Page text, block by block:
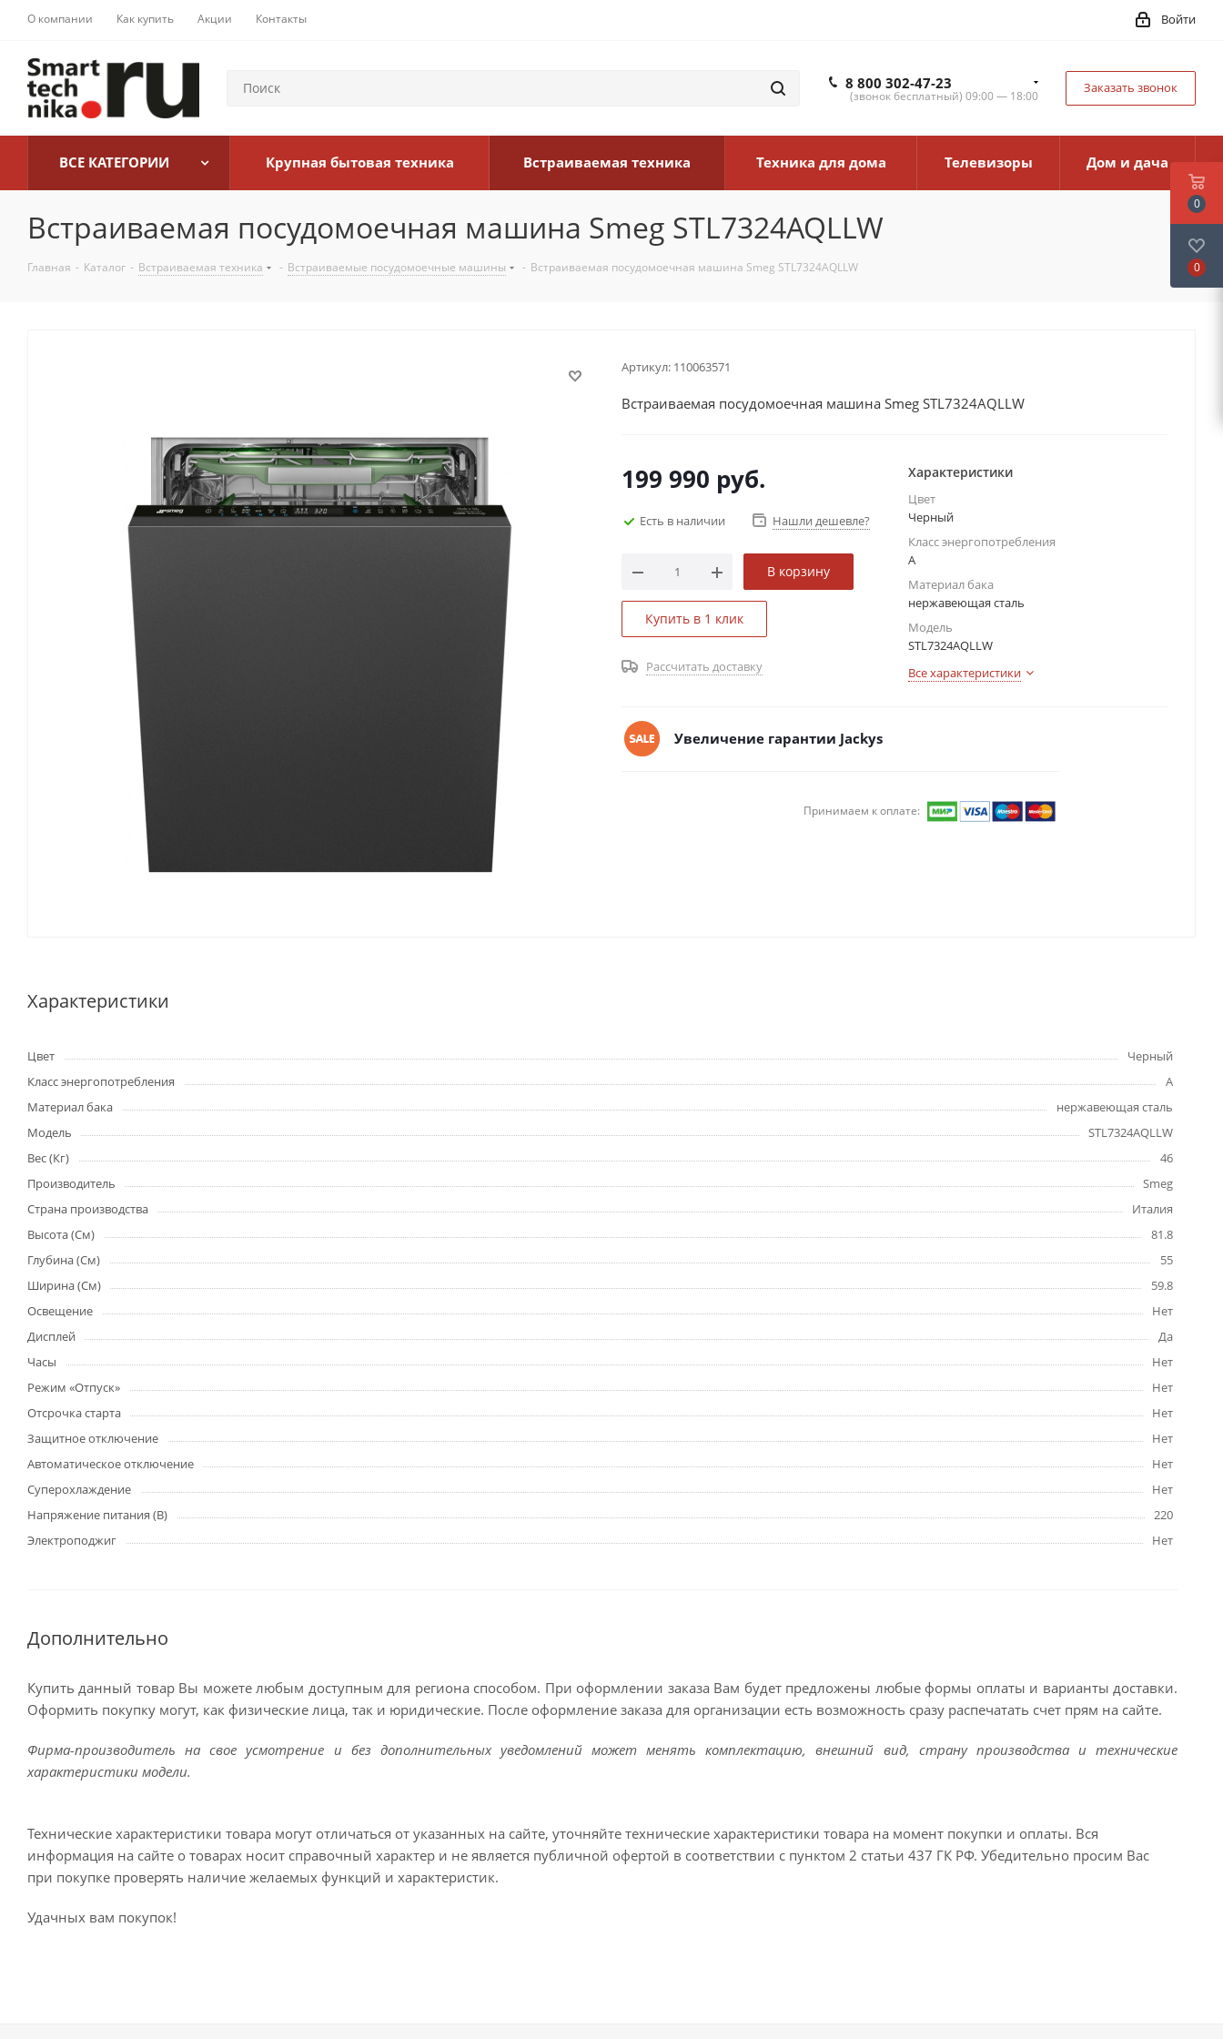
О компании Как купить Акции Контакты Войти
8 800 302-47-23
(звонок бесплатный) 09:00 — 18:00
Заказать звонок
ВСЕ КАТЕГОРИИ Крупная бытовая техника Встраиваемая техника Техника для дома Телевизоры Дом и дача
Встраиваемая посудомоечная машина Smeg STL7324AQLLW
Главная - Каталог - Встраиваемая техника - Встраиваемые посудомоечные машины - Встраиваемая посудомоечная машина Smeg STL7324AQLLW
Артикул: 110063571
Встраиваемая посудомоечная машина Smeg STL7324AQLLW
199 990 руб.
Есть в наличии Нашли дешевле?
В корзину
Купить в 1 клик
Рассчитать доставку
Характеристики
Цвет
Черный
Класс энергопотребления
А
Материал бака
нержавеющая сталь
Модель
STL7324AQLLW
Все характеристики
Увеличение гарантии Jackys
Принимаем к оплате:
Характеристики
Цвет
Черный
Класс энергопотребления
А
Материал бака
нержавеющая сталь
Модель
STL7324AQLLW
Вес (Кг)
46
Производитель
Smeg
Страна производства
Италия
Высота (См)
81.8
Глубина (См)
55
Ширина (См)
59.8
Освещение
Нет
Дисплей
Да
Часы
Нет
Режим «Отпуск»
Нет
Отсрочка старта
Нет
Защитное отключение
Нет
Автоматическое отключение
Нет
Суперохлаждение
Нет
Напряжение питания (В)
220
Электроподжиг
Нет
Дополнительно
Купить данный товар Вы можете любым доступным для региона способом. При оформлении заказа Вам будет предложены любые формы оплаты и варианты доставки.
Оформить покупку могут, как физические лица, так и юридические. После оформление заказа для организации есть возможность сразу распечатать счет прям на сайте.
Фирма-производитель на свое усмотрение и без дополнительных уведомлений может менять комплектацию, внешний вид, страну производства и технические
характеристики модели.
Технические характеристики товара могут отличаться от указанных на сайте, уточняйте технические характеристики товара на момент покупки и оплаты. Вся
информация на сайте о товарах носит справочный характер и не является публичной офертой в соответствии с пунктом 2 статьи 437 ГК РФ. Убедительно просим Вас
при покупке проверять наличие желаемых функций и характеристик.
Удачных вам покупок!
0
0